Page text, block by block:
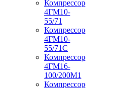
Компрессор
4ГМ10-
55/71
Компрессор
4ГМ10-
55/71С
Компрессор
4ГМ16-
100/200М1
Компрессор